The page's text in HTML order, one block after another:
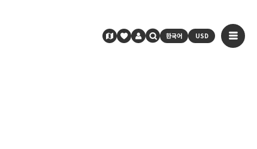
한국어 USD